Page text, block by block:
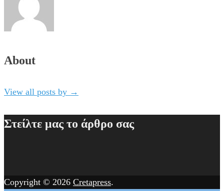
About
View all posts by →
Στείλτε μας το άρθρο σας
Copyright © 2026 Cretapress.